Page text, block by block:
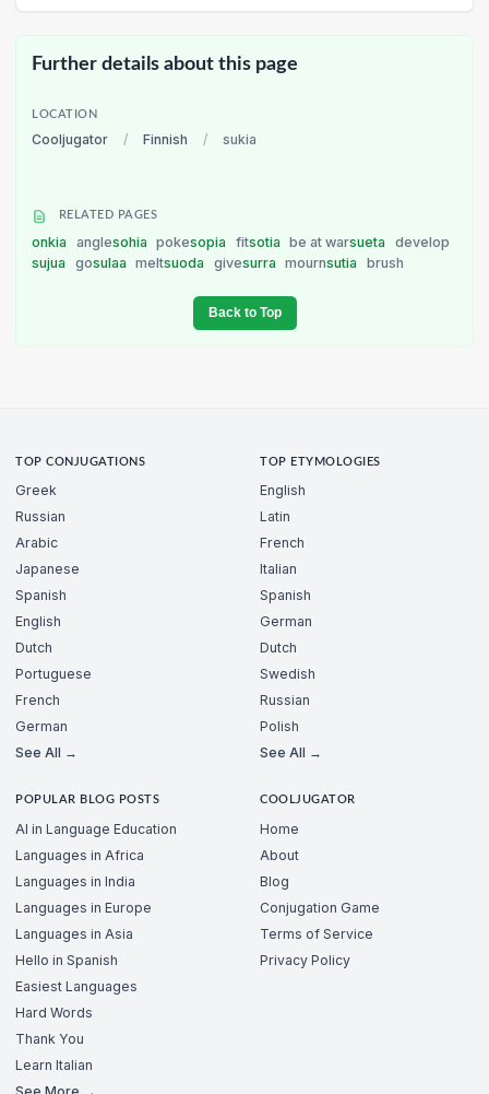
Further details about this page
LOCATION
Cooljugator / Finnish / sukia
RELATED PAGES
onkia anglesohia pokesopia fitsotia be at warsueta
develop
sujua
gosulaa meltsuoda givesurra mournsutia brush
Back to Top
TOP CONJUGATIONS
Greek
Russian
Arabic
Japanese
Spanish
English
Dutch
Portuguese
French
German
See All →
TOP ETYMOLOGIES
English
Latin
French
Italian
Spanish
German
Dutch
Swedish
Russian
Polish
See All →
POPULAR BLOG POSTS
AI in Language Education
Languages in Africa
Languages in India
Languages in Europe
Languages in Asia
Hello in Spanish
Easiest Languages
Hard Words
Thank You
Learn Italian
COOLJUGATOR
Home
About
Blog
Conjugation Game
Terms of Service
Privacy Policy